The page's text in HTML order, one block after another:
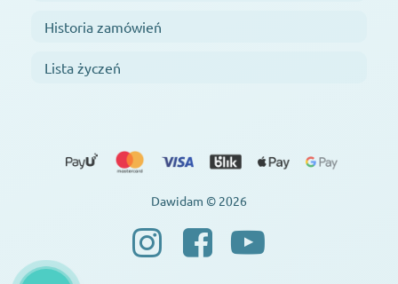
Historia zamówień
Lista życzeń
Dawidam © 2026